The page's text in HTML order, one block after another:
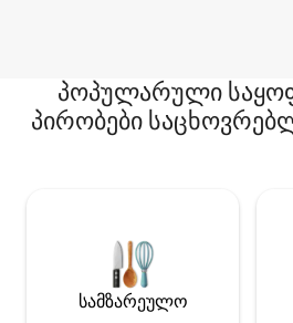
პოპულარული
პირობები
სამზარეულო